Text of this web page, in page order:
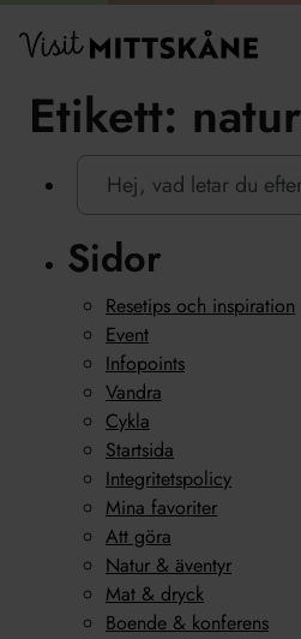
Hoppa till huvudinnehållet
Visit
Etikett:
Sidor
Resetips och inspiration
Event
Infopoints
Vandra
Cykla
Startsida
Integritetspolicy
Mina favoriter
Att göra
Natur & äventyr
Mat & dryck
Boende & konferens